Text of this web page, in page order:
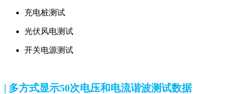
充电桩测试
光伏风电测试
开关电源测试
| 多方式显示50次电压和电流谐波测试数据